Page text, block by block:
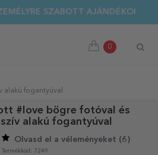
SZABOTT AJÁNDÉKOKAT!
0
alakú fogantyúval
#love bögre fotóval és
alakú fogantyúval
Olvasd el a véleményeket (6 )
Termékkód: 7249